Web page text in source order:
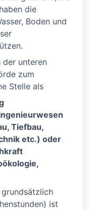
die
Boden und
der unteren
zum
Stelle als
Tiefbau,
etc.) oder
ist